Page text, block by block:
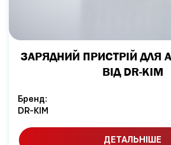
ЗАРЯДНИЙ ПРИСТРІЙ ДЛЯ
ВІД DR-KIM
Бренд:
DR-KIM
ДЕТАЛЬНІШЕ